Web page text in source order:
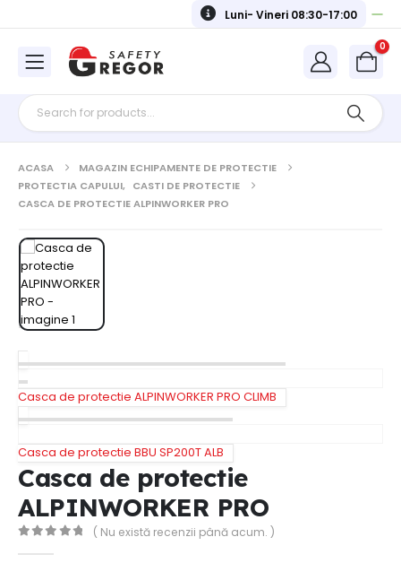
Luni- Vineri 08:30-17:00
0
ACASA
MAGAZIN ECHIPAMENTE DE PROTECTIE
PROTECTIA CAPULUI, CASTI DE PROTECTIE
CASCA DE PROTECTIE ALPINWORKER PRO
Casca de protectie ALPINWORKER PRO CLIMB
Casca de protectie BBU SP200T ALB
Casca de protectie
ALPINWORKER PRO
( Nu există recenzii până acum. )